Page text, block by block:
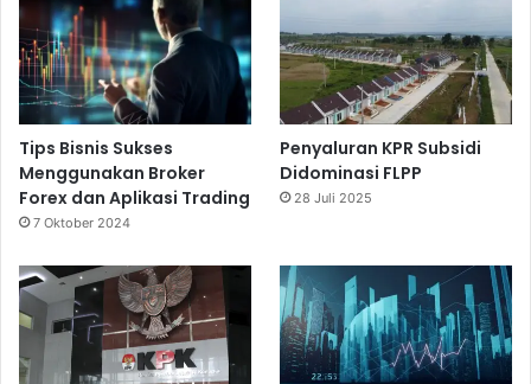
Tips Bisnis Sukses
Menggunakan Broker
Forex dan Aplikasi Trading
7 Oktober 2024
Penyaluran KPR Subsidi
Didominasi FLPP
28 Juli 2025